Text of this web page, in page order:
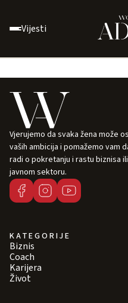
Vijesti
Vjerujemo da svaka žena može
vaših ambicija i pomažemo vam
radi o pokretanju i rastu biznisa
javnom sektoru.
KATEGORIJE
Biznis
Coach
Karijera
Život